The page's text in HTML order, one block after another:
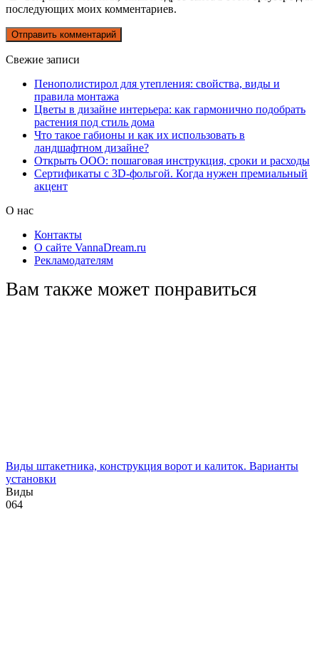
последующих моих комментариев.
Свежие записи
Пенополистирол для утепления: свойства, виды и
правила монтажа
Цветы в дизайне интерьера: как гармонично подобрать
растения под стиль дома
Что такое габионы и как их использовать в
ландшафтном дизайне?
Открыть ООО: пошаговая инструкция, сроки и расходы
Сертификаты с 3D-фольгой. Когда нужен премиальный
акцент
О нас
Контакты
О сайте VannaDream.ru
Рекламодателям
Вам также может понравиться
Виды штакетника, конструкция ворот и калиток. Варианты
установки
Виды
064